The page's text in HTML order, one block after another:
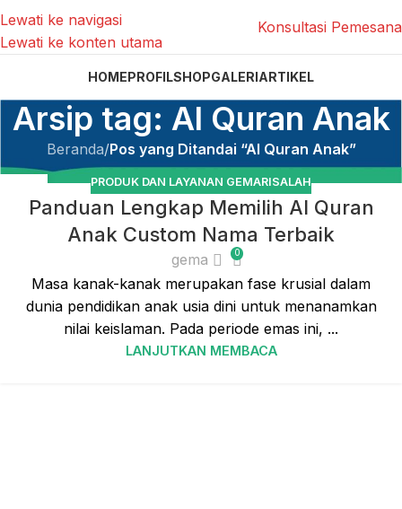
Lewati ke navigasi
Lewati ke konten utama
Konsultasi
HOMEPROFILSHOPGALERIARTIKEL
Arsip tag: Al Quran Anak
Beranda/Pos yang Ditandai “Al Quran Anak”
FEB
PRODUK DAN LAYANAN GEMARISALAH
Panduan Lengkap Memilih Al Quran
Anak Custom Nama Terbaik
gema 0
Masa kanak-kanak merupakan fase krusial dalam
dunia pendidikan anak usia dini untuk menanamkan
nilai keislaman. Pada periode emas ini, ...
LANJUTKAN MEMBACA